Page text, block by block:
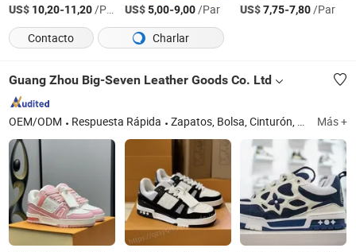
US$ 10,20-11,20/Par US$5,00-9,00/Par US$7,75-7,80/Par
Contacto
Charlar
Guang Zhou Big-Seven Leather Goods Co. Ltd
OEM/ODM Respuesta Rápida Zapatos, Bolsa, Cinturón, Ropa, Pantalones, Reloj Más +